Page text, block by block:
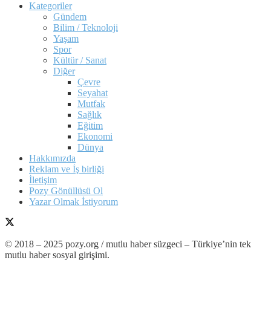
Kategoriler
Gündem
Bilim / Teknoloji
Yaşam
Spor
Kültür / Sanat
Diğer
Çevre
Seyahat
Mutfak
Sağlık
Eğitim
Ekonomi
Dünya
Hakkımızda
Reklam ve İş birliği
İletişim
Pozy Gönüllüsü Ol
Yazar Olmak İstiyorum
© 2018 – 2025 pozy.org / mutlu haber süzgeci – Türkiye’nin tek
mutlu haber sosyal girişimi.